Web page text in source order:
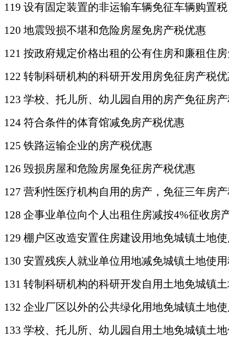
119 设有固定装置的非运输车辆免征车辆购置税
120 地震毁损不堪和危险房屋免房产税优惠
121 按政府规定价格出租的公有住房和廉租住
122 转制科研机构的科研开发用房免征房产税
123 学校、托儿所、幼儿园自用的房产免征房
124 符合条件的体育馆减免房产税优惠
125 铁路运输企业的房产税优惠
126 毁损房屋和危险房屋免征房产税优惠
127 营利性医疗机构自用的房产，免征三年房
128 企事业单位向个人出租住房减按4%征收房
129 棚户区改造安置住房建设用地免城镇土地
130 安置残疾人就业单位用地减免城镇土地使
131 转制科研机构的科研开发自用土地免城镇
132 企业厂区以外的公共绿化用地免城镇土地
133 学校、托儿所、幼儿园自用土地免城镇土